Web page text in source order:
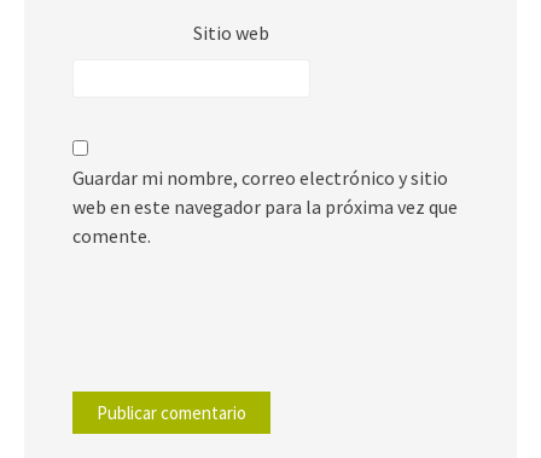
Sitio web
Guardar mi nombre, correo electrónico y sitio
web en este navegador para la próxima vez que
comente.